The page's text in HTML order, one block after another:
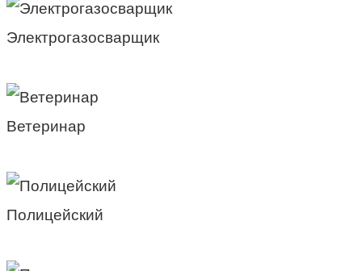
Электрогазосварщик
Ветеринар
Полицейский